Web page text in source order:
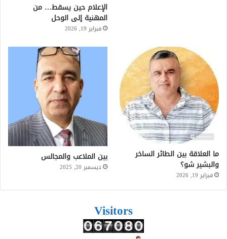
الإعلام حين يسقط… من
المهنية إلى الوحل
فبراير 19, 2026
ما العلاقة بين الطائر الساخر
والبشير شو؟
فبراير 19, 2026
بين الملاعب والمجالس
ديسمبر 20, 2025
Visitors